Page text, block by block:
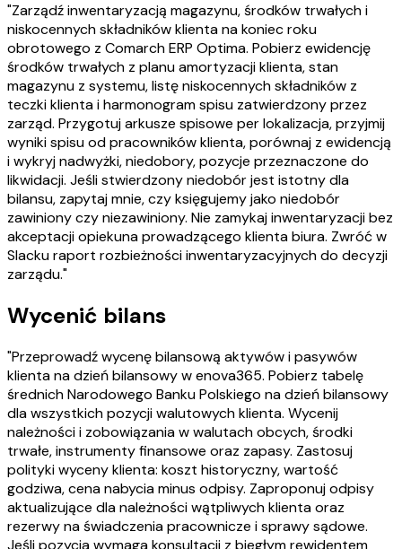
"Zarządź inwentaryzacją magazynu, środków trwałych i
niskocennych składników klienta na koniec roku
obrotowego z Comarch ERP Optima. Pobierz ewidencję
środków trwałych z planu amortyzacji klienta, stan
magazynu z systemu, listę niskocennych składników z
teczki klienta i harmonogram spisu zatwierdzony przez
zarząd. Przygotuj arkusze spisowe per lokalizacja, przyjmij
wyniki spisu od pracowników klienta, porównaj z ewidencją
i wykryj nadwyżki, niedobory, pozycje przeznaczone do
likwidacji. Jeśli stwierdzony niedobór jest istotny dla
bilansu, zapytaj mnie, czy księgujemy jako niedobór
zawiniony czy niezawiniony. Nie zamykaj inwentaryzacji bez
akceptacji opiekuna prowadzącego klienta biura. Zwróć w
Slacku raport rozbieżności inwentaryzacyjnych do decyzji
zarządu."
Wycenić bilans
"Przeprowadź wycenę bilansową aktywów i pasywów
klienta na dzień bilansowy w enova365. Pobierz tabelę
średnich Narodowego Banku Polskiego na dzień bilansowy
dla wszystkich pozycji walutowych klienta. Wycenij
należności i zobowiązania w walutach obcych, środki
trwałe, instrumenty finansowe oraz zapasy. Zastosuj
polityki wyceny klienta: koszt historyczny, wartość
godziwa, cena nabycia minus odpisy. Zaproponuj odpisy
aktualizujące dla należności wątpliwych klienta oraz
rezerwy na świadczenia pracownicze i sprawy sądowe.
Jeśli pozycja wymaga konsultacji z biegłym rewidentem